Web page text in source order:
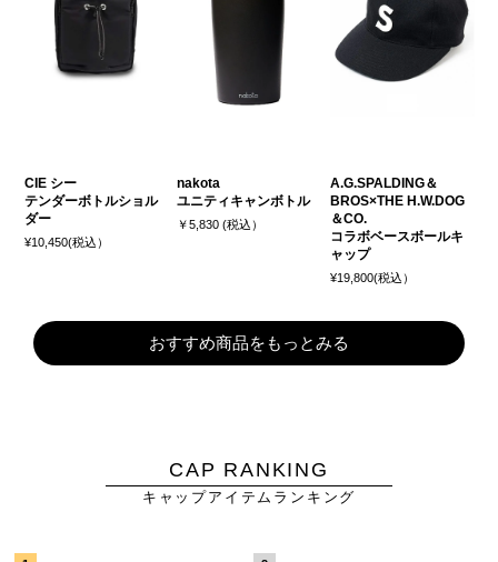
CIE シー
テンダーボトルショル
ダー
¥10,450(税込）
nakota
ユニティキャンボトル
￥5,830 (税込）
A.G.SPALDING＆
BROS×THE H.W.DOG
＆CO.
コラボベースボールキ
ャップ
¥19,800(税込）
おすすめ商品をもっとみる
CAP RANKING
キャップアイテムランキング